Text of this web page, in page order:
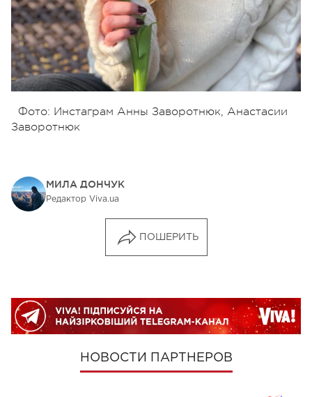
Фото: Инстаграм Анны Заворотнюк, Анастасии
Заворотнюк
МИЛА ДОНЧУК
Редактор Viva.ua
ПОШЕРИТЬ
НОВОСТИ ПАРТНЕРОВ